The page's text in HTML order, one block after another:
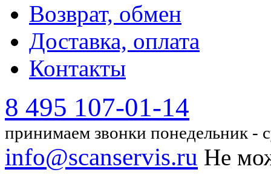
Возврат, обмен
Доставка, оплата
Контакты
8 495 107-01-14
принимаем звонки понедельник -
info@scanservis.ru Не